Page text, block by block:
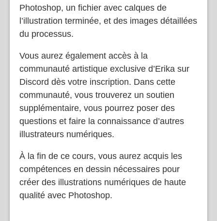
Photoshop, un fichier avec calques de
l’illustration terminée, et des images détaillées
du processus.
Vous aurez également accès à la
communauté artistique exclusive d’Erika sur
Discord dès votre inscription. Dans cette
communauté, vous trouverez un soutien
supplémentaire, vous pourrez poser des
questions et faire la connaissance d’autres
illustrateurs numériques.
À la fin de ce cours, vous aurez acquis les
compétences en dessin nécessaires pour
créer des illustrations numériques de haute
qualité avec Photoshop.